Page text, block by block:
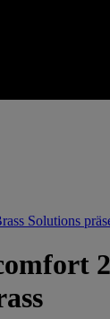
Solutions